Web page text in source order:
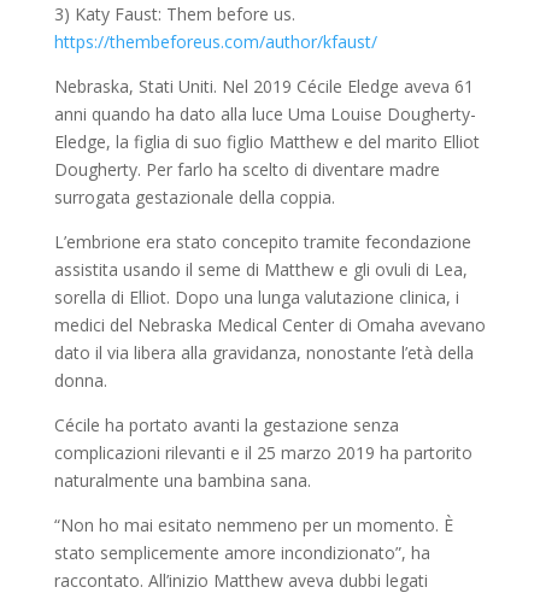
3) Katy Faust: Them before us.
https://thembeforeus.com/author/kfaust/
Nebraska, Stati Uniti. Nel 2019 Cécile Eledge aveva 61
anni quando ha dato alla luce Uma Louise Dougherty-
Eledge, la figlia di suo figlio Matthew e del marito Elliot
Dougherty. Per farlo ha scelto di diventare madre
surrogata gestazionale della coppia.
L’embrione era stato concepito tramite fecondazione
assistita usando il seme di Matthew e gli ovuli di Lea,
sorella di Elliot. Dopo una lunga valutazione clinica, i
medici del Nebraska Medical Center di Omaha avevano
dato il via libera alla gravidanza, nonostante l’età della
donna.
Cécile ha portato avanti la gestazione senza
complicazioni rilevanti e il 25 marzo 2019 ha partorito
naturalmente una bambina sana.
“Non ho mai esitato nemmeno per un momento. È
stato semplicemente amore incondizionato”, ha
raccontato. All’inizio Matthew aveva dubbi legati